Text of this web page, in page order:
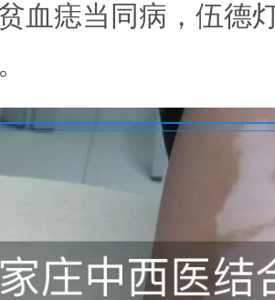
血痣当同病，伍德